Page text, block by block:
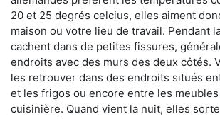
20 et 25 degrés celcius, elles aiment
maison ou votre lieu de travail. Pendant
cachent dans de petites fissures,
endroits avec des murs des deux côtés.
les retrouver dans des endroits situés
et les frigos ou encore entre les
cuisinière. Quand vient la nuit, elles